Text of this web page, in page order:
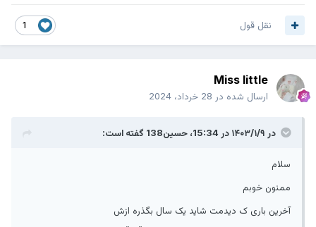
نقل قول
Miss little
ارسال شده در 28 خرداد، 2024
در ۱۴۰۳/۱/۹ در 15:34، حسین138 گفته است:
سلام
ممنون خوبم
آخرین باری ک دیدمت شاید یک سال بگذره ازش